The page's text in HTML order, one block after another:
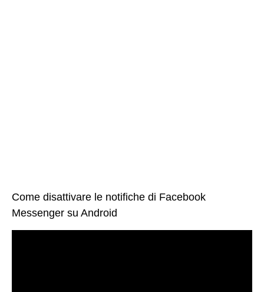
Come disattivare le notifiche di Facebook
Messenger su Android